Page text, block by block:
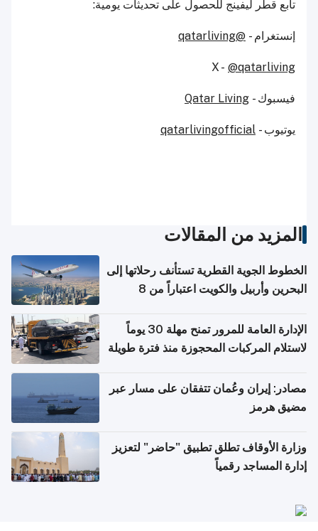
تابع قطر ليفينج للحصول على تحديثات يومية:
إنستغرام - @qatarliving
X - @qatarliving
فيسبوك - Qatar Living
يوتيوب - qatarlivingofficial
المزيد من المقالات
الخطوط الجوية القطرية تستأنف رحلاتها إلى
البحرين وأربيل والكويت اعتباراً من 8
الإدارة العامة للمرور تمنح مهلة 30 يوماً
لاستلام المركبات المحجوزة منذ فترة طويلة
مصادر: إيران وعُمان تتفقان على مسار عبر
مضيق هرمز
وزارة الأوقاف تطلق تطبيق "حاضر" لتعزيز
إدارة المساجد رقمياً